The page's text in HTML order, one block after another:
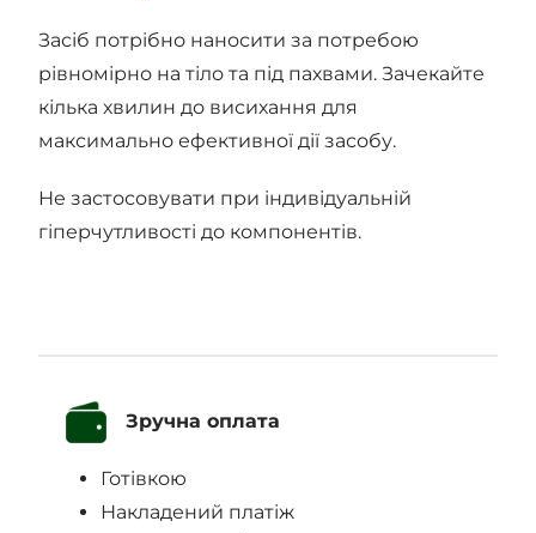
Засіб потрібно наносити за потребою
рівномірно на тіло та під пахвами. Зачекайте
кілька хвилин до висихання для
максимально ефективної дії засобу.
Не застосовувати при індивідуальній
гіперчутливості до компонентів.
Зручна оплата
Готівкою
Накладений платіж